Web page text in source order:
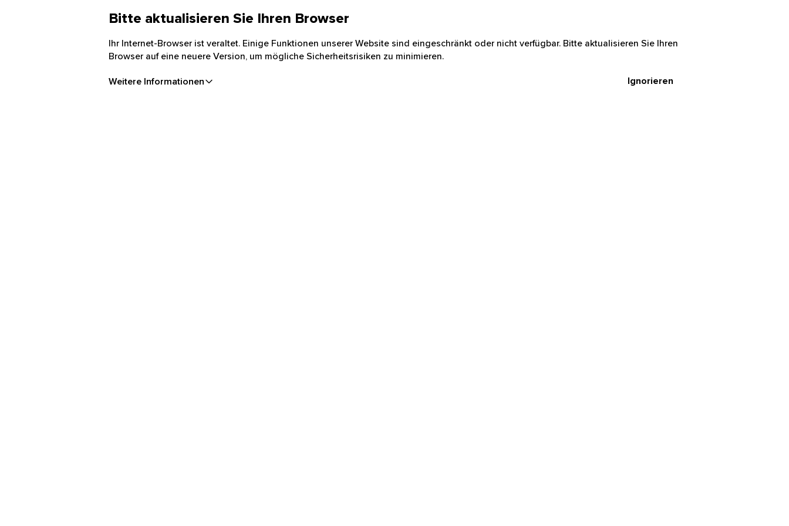
Bitte aktualisieren Sie Ihren Browser
Ihr Internet-Browser ist veraltet. Einige Funktionen unserer Website sind eingeschränkt oder nicht verfügbar. Bitte aktualisieren Sie Ihren
Browser auf eine neuere Version, um mögliche Sicherheitsrisiken zu minimieren.
Weitere Informationen Ignorieren